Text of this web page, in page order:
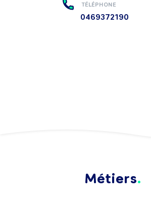
TÉLÉPHONE
0469372190
Métiers